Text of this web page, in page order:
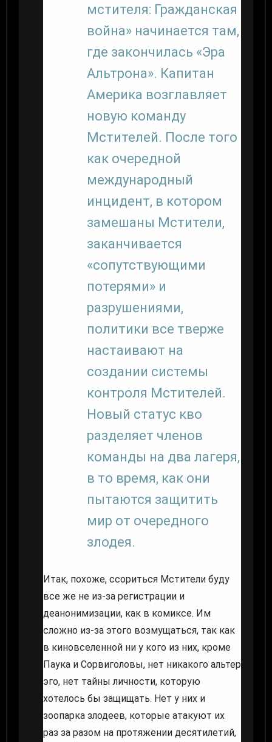
мстителя: Гражданская
война» начинается там,
где закончилась «Эра
Альтрона». Капитан
Америка возглавляет
новую команду
Мстителей. После того
как очередной
международный
инцидент, в котором
замешаны Мстители,
заканчивается
«сопутствующими
потерями» и
разрушениями,
политики все тверже
настаивают на
создании системы
контроля Мстителей.
Новый статус кво
разделяет членов
команды на два лагеря,
в то время, как они
пытаются защитить
мир от очередного
злодея.
Итак, похоже, ссориться Мстители буду
все же не из-за регистрации и
деанонимизации, как в комиксе. Им
сложно из-за этого возмущаться, так как
в киновселенной ни у кого из них, кроме
Паука и Сорвиголовы, нет никакого альтер
эго, нет тайны личности, которую
хотелось бы защищать. Нет у них и
зоопарка злодеев, которые атакуют их
раз за разом на протяжении десятилетий,